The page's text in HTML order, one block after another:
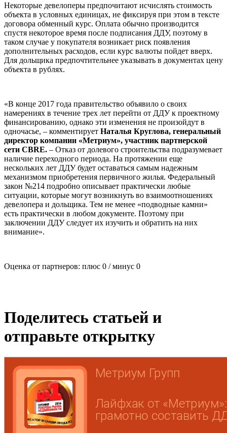
Некоторые девелоперы предпочитают исчислять стоимость
объекта в условных единицах, не фиксируя при этом в тексте
договора обменный курс. Оплата обычно производится
спустя некоторое время после подписания ДДУ, поэтому в
таком случае у покупателя возникает риск появления
дополнительных расходов, если курс валюты пойдет вверх.
Для дольщика предпочтительнее указывать в документах цену
объекта в рублях.
«В конце 2017 года правительство объявило о своих
намерениях в течение трех лет перейти от ДДУ к проектному
финансированию, однако эти изменения не произойдут в
одночасье, – комментирует Наталья Круглова, генеральный
директор компании «Метриум», участник партнерской
сети CBRE. – Отказ от долевого строительства подразумевает
наличие переходного периода. На протяжении еще
нескольких лет ДДУ будет оставаться самым надежным
механизмом приобретения первичного жилья. Федеральный
закон №214 подробно описывает практически любые
ситуации, которые могут возникнуть во взаимоотношениях
девелопера и дольщика. Тем не менее «подводные камни»
есть практически в любом документе. Поэтому при
заключении ДДУ следует их изучить и обратить на них
внимание».
Оценка от партнеров: плюс 0 / минус 0
Поделитесь статьей и
отправьте открытку